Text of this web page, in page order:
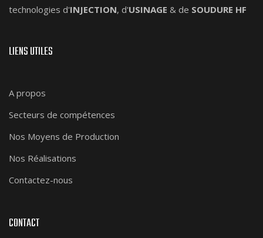
technologies d'INJECTION, d'USINAGE & de SOUDURE HF
LIENS UTILES
A propos
Secteurs de compétences
Nos Moyens de Production
Nos Réalisations
Contactez-nous
CONTACT